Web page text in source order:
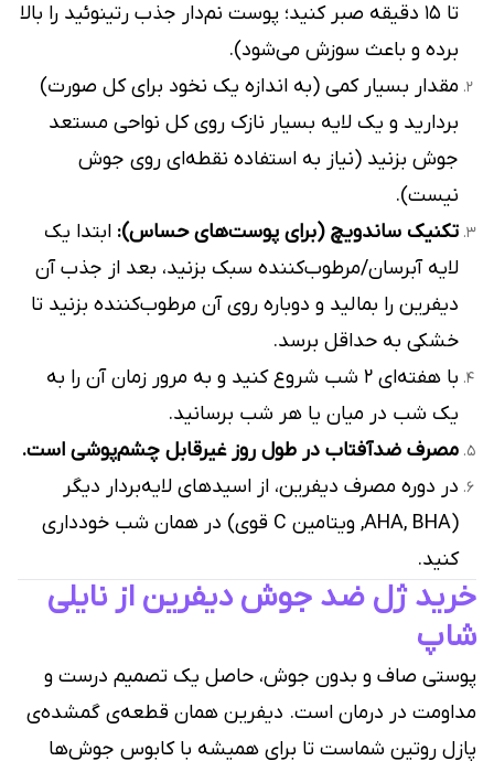
تا ۱۵ دقیقه صبر کنید؛ پوست نم‌دار جذب رتینوئید را بالا
برده و باعث سوزش می‌شود).
مقدار بسیار کمی (به اندازه یک نخود برای کل صورت)
بردارید و یک لایه بسیار نازک روی کل نواحی مستعد
جوش بزنید (نیاز به استفاده نقطه‌ای روی جوش
نیست).
تکنیک ساندویچ (برای پوست‌های حساس): ابتدا یک
لایه آبرسان/مرطوب‌کننده سبک بزنید، بعد از جذب آن
دیفرین را بمالید و دوباره روی آن مرطوب‌کننده بزنید تا
خشکی به حداقل برسد.
با هفته‌ای ۲ شب شروع کنید و به مرور زمان آن را به
یک شب در میان یا هر شب برسانید.
مصرف ضدآفتاب در طول روز غیرقابل چشم‌پوشی است.
در دوره مصرف دیفرین، از اسیدهای لایه‌بردار دیگر
(AHA, BHA, ویتامین C قوی) در همان شب خودداری
کنید.
خرید ژل ضد جوش دیفرین از نایلی
شاپ
پوستی صاف و بدون جوش، حاصل یک تصمیم درست و
مداومت در درمان است. دیفرین همان قطعه‌ی گمشده‌ی
پازل روتین شماست تا برای همیشه با کابوس جوش‌ها